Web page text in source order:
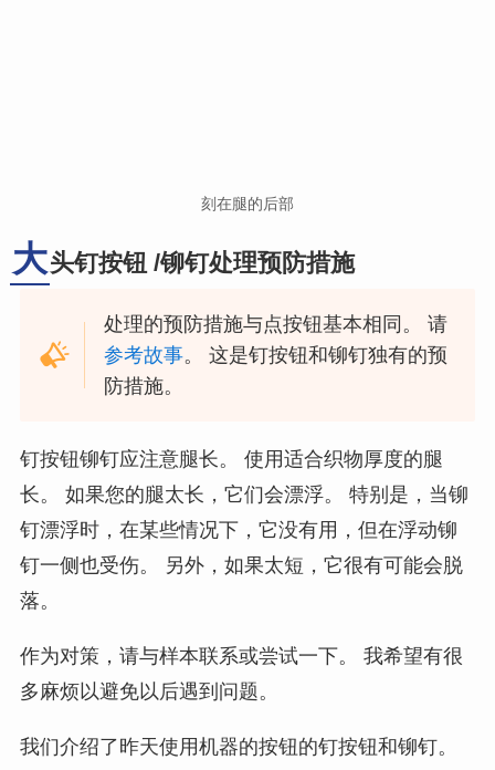
刻在腿的后部
大头钉按钮 /铆钉处理预防措施
处理的预防措施与点按钮基本相同。 请
参考故事。 这是钉按钮和铆钉独有的预
防措施。
钉按钮铆钉应注意腿长。 使用适合织物厚度的腿
长。 如果您的腿太长，它们会漂浮。 特别是，当铆
钉漂浮时，在某些情况下，它没有用，但在浮动铆
钉一侧也受伤。 另外，如果太短，它很有可能会脱
落。
作为对策，请与样本联系或尝试一下。 我希望有很
多麻烦以避免以后遇到问题。
我们介绍了昨天使用机器的按钮的钉按钮和铆钉。